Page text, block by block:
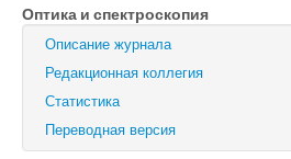
Журнал технической физики
Письма в Журнал
Физика твердого тела
Физика и техника
Оптика и спектроскопия
Описание журнала
Редакционная коллегия
Статистика
Переводная версия